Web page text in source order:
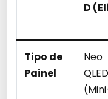
D
Tipo de
Painel
Neo
QLED